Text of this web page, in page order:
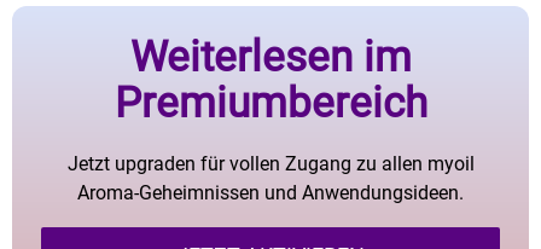
Weiterlesen im
Premiumbereich
Jetzt upgraden für vollen Zugang zu allen myoil
Aroma-Geheimnissen und Anwendungsideen.